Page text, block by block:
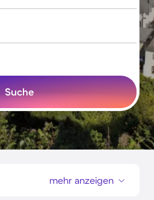
Suche
mehr anzeigen